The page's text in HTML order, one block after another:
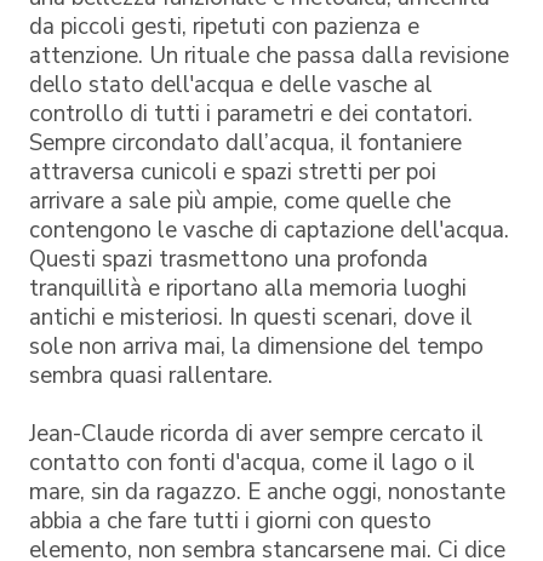
da piccoli gesti, ripetuti con pazienza e
attenzione. Un rituale che passa dalla revisione
dello stato dell'acqua e delle vasche al
controllo di tutti i parametri e dei contatori.
Sempre circondato dall’acqua, il fontaniere
attraversa cunicoli e spazi stretti per poi
arrivare a sale più ampie, come quelle che
contengono le vasche di captazione dell'acqua.
Questi spazi trasmettono una profonda
tranquillità e riportano alla memoria luoghi
antichi e misteriosi. In questi scenari, dove il
sole non arriva mai, la dimensione del tempo
sembra quasi rallentare.
Jean-Claude ricorda di aver sempre cercato il
contatto con fonti d'acqua, come il lago o il
mare, sin da ragazzo. E anche oggi, nonostante
abbia a che fare tutti i giorni con questo
elemento, non sembra stancarsene mai. Ci dice